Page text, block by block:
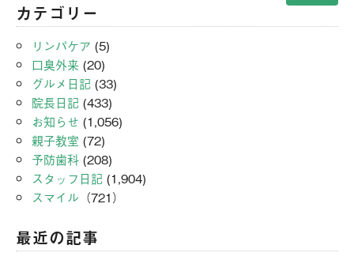
カテゴリー
リンパケア (5)
口臭外来 (20)
グルメ日記 (33)
院長日記 (433)
お知らせ (1,056)
親子教室 (72)
予防歯科 (208)
スタッフ日記 (1,904)
スマイル （721）
最近の記事